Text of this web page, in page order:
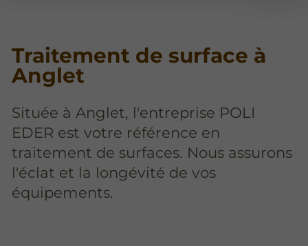
Traitement de surface à
Anglet
Située à Anglet, l'entreprise POLI
EDER est votre référence en
traitement de surfaces. Nous assurons
l'éclat et la longévité de vos
équipements.